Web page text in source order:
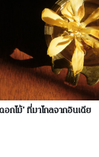
กไม้’ ที่มาไกลจากอินเดีย